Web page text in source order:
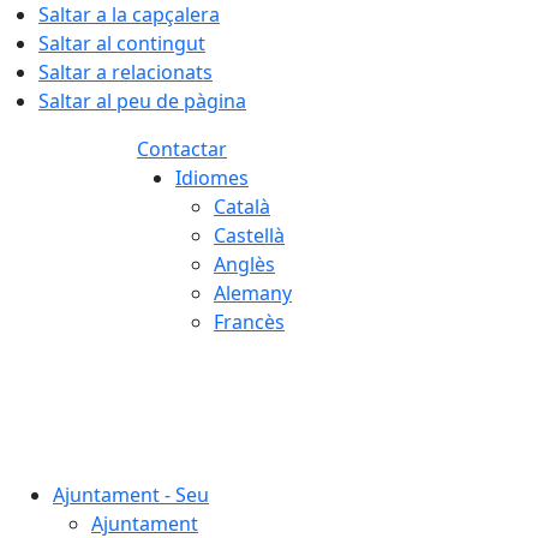
Saltar a la capçalera
Saltar al contingut
Saltar a relacionats
Saltar al peu de pàgina
Contactar
Idiomes
Català
Castellà
Anglès
Alemany
Francès
Ajuntament - Seu
Ajuntament